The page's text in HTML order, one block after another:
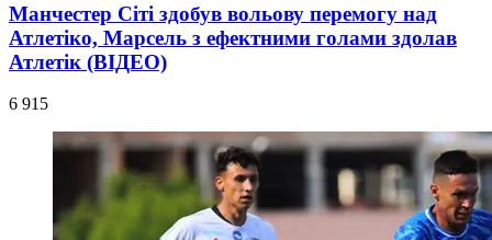
Манчестер Сіті здобув вольову перемогу над
Атлетіко, Марсель з ефектними голами здолав
Атлетік (ВІДЕО)
6 915